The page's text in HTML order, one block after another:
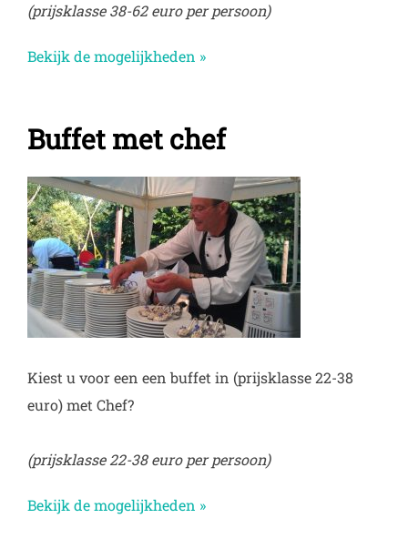
(prijsklasse 38-62 euro per persoon)
Bekijk de mogelijkheden »
Buffet met chef
Kiest u voor een een buffet in (prijsklasse 22-38
euro) met Chef?
(prijsklasse 22-38 euro per persoon)
Bekijk de mogelijkheden »